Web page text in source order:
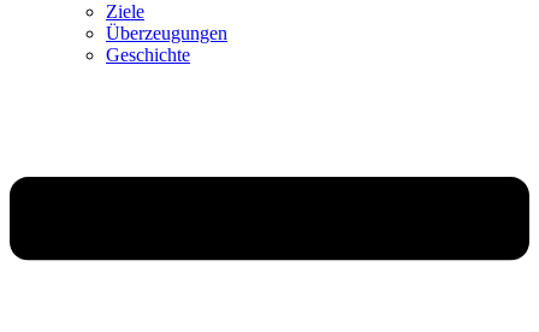
Ziele
Überzeugungen
Geschichte